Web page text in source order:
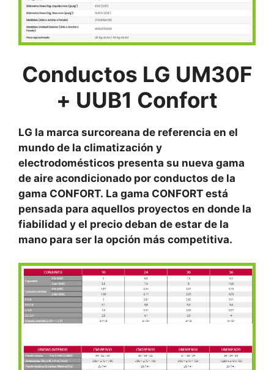
Conductos LG UM30F
+ UUB1 Confort
LG la marca surcoreana de referencia en el
mundo de la climatización y
electrodomésticos presenta su nueva gama
de aire acondicionado por conductos de la
gama CONFORT. La gama CONFORT está
pensada para aquellos proyectos en donde la
fiabilidad y el precio deban de estar de la
mano para ser la opción más competitiva.